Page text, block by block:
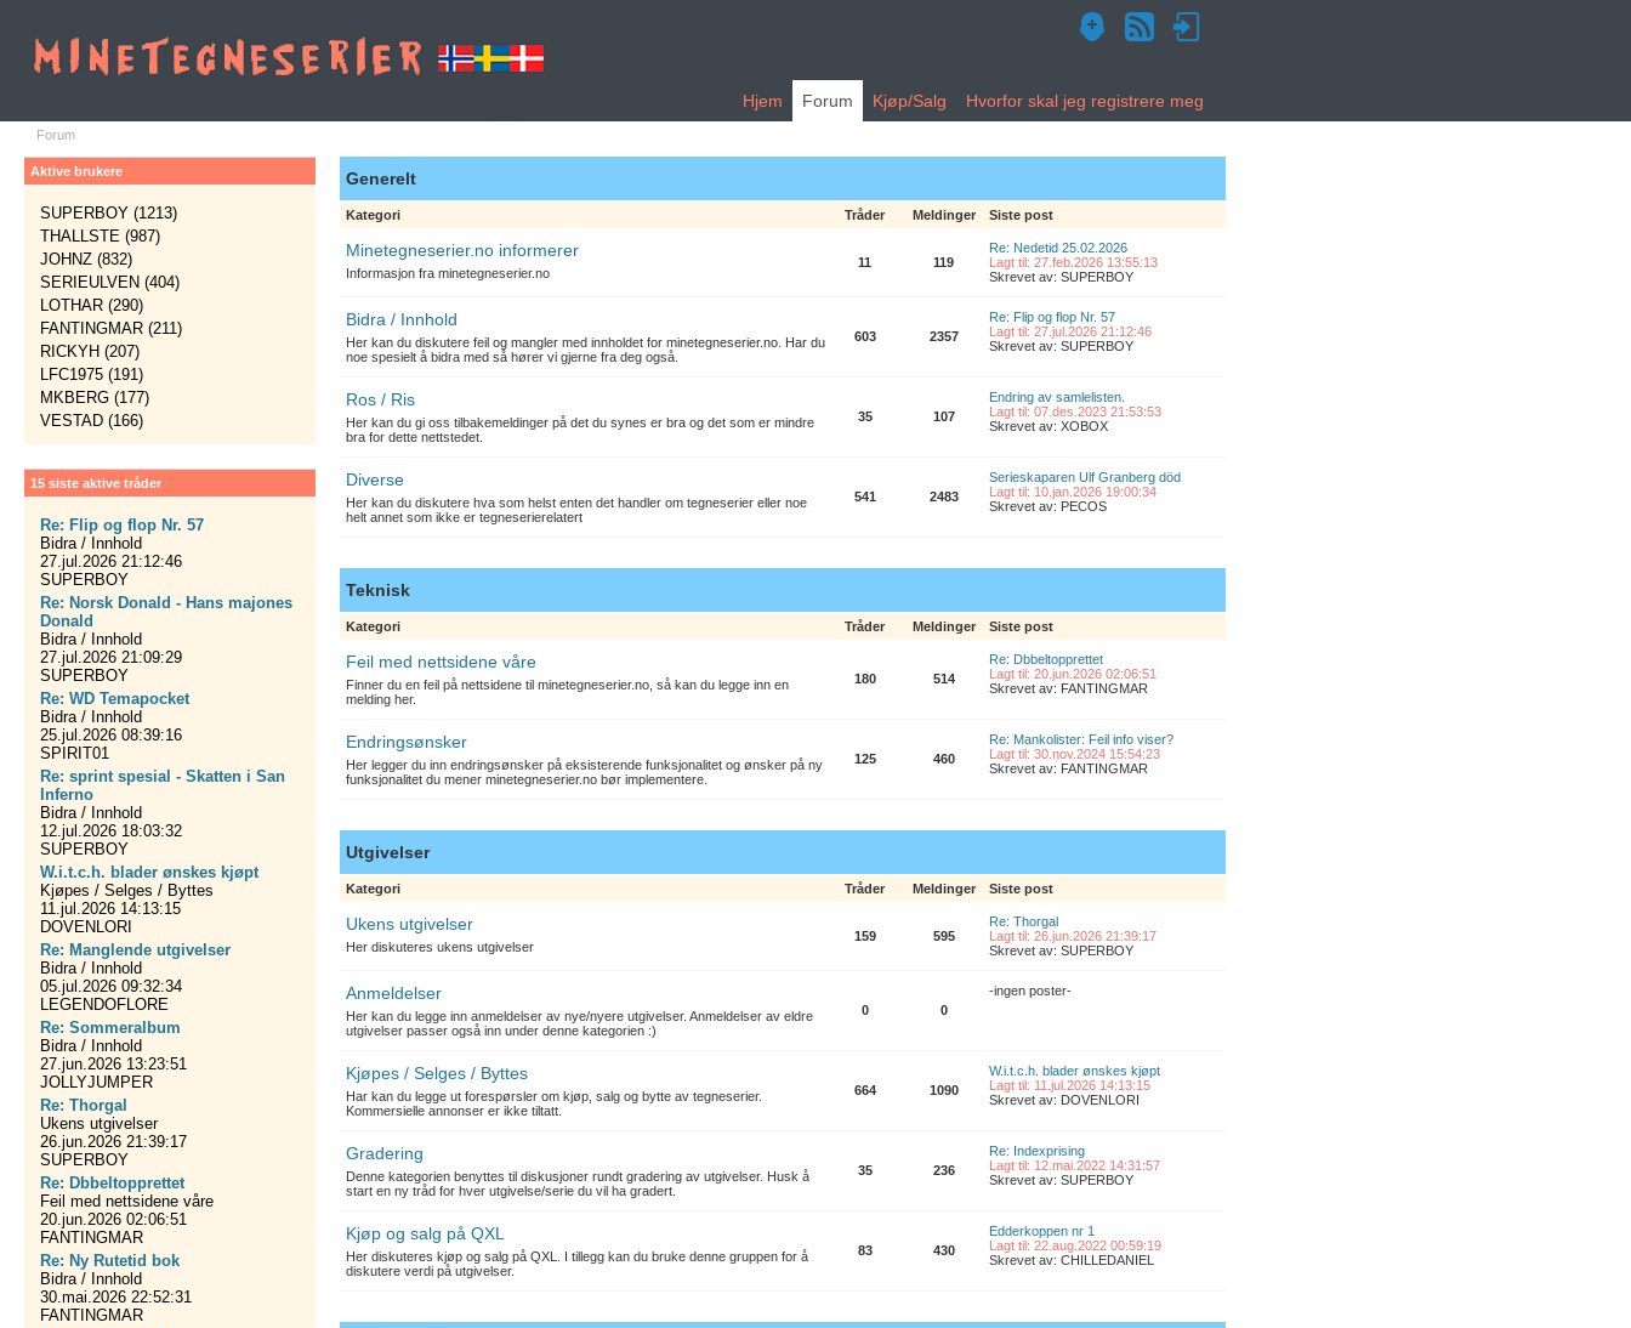
Hjem Forum Kjøp/Salg Hvorfor skal jeg registrere meg
Forum
Aktive brukere
SUPERBOY (1213)
THALLSTE (987)
JOHNZ (832)
SERIEULVEN (404)
LOTHAR (290)
FANTINGMAR (211)
RICKYH (207)
LFC1975 (191)
MKBERG (177)
VESTAD (166)
15 siste aktive tråder
Re: Flip og flop Nr. 57
Bidra / Innhold
27.jul.2026 21:12:46
SUPERBOY
Re: Norsk Donald - Hans majones
Donald
Bidra / Innhold
27.jul.2026 21:09:29
SUPERBOY
Re: WD Temapocket
Bidra / Innhold
25.jul.2026 08:39:16
SPIRIT01
Re: sprint spesial - Skatten i San
Inferno
Bidra / Innhold
12.jul.2026 18:03:32
SUPERBOY
W.i.t.c.h. blader ønskes kjøpt
Kjøpes / Selges / Byttes
11.jul.2026 14:13:15
DOVENLORI
Re: Manglende utgivelser
Bidra / Innhold
05.jul.2026 09:32:34
LEGENDOFLORE
Re: Sommeralbum
Bidra / Innhold
27.jun.2026 13:23:51
JOLLYJUMPER
Re: Thorgal
Ukens utgivelser
26.jun.2026 21:39:17
SUPERBOY
Re: Dbbeltopprettet
Feil med nettsidene våre
20.jun.2026 02:06:51
FANTINGMAR
Re: Ny Rutetid bok
Bidra / Innhold
30.mai.2026 22:52:31
FANTINGMAR
Generelt
Kategori Tråder Meldinger Siste post
Minetegneserier.no informerer
Informasjon fra minetegneserier.no
11 119
Re: Nedetid 25.02.2026
Lagt til: 27.feb.2026 13:55:13
Skrevet av: SUPERBOY
Bidra / Innhold
Her kan du diskutere feil og mangler med innholdet for minetegneserier.no. Har du
noe spesielt å bidra med så hører vi gjerne fra deg også.
603 2357
Re: Flip og flop Nr. 57
Lagt til: 27.jul.2026 21:12:46
Skrevet av: SUPERBOY
Ros / Ris
Her kan du gi oss tilbakemeldinger på det du synes er bra og det som er mindre
bra for dette nettstedet.
35 107
Endring av samlelisten.
Lagt til: 07.des.2023 21:53:53
Skrevet av: XOBOX
Diverse
Her kan du diskutere hva som helst enten det handler om tegneserier eller noe
helt annet som ikke er tegneserierelatert
541 2483
Serieskaparen Ulf Granberg död
Lagt til: 10.jan.2026 19:00:34
Skrevet av: PECOS
Teknisk
Kategori Tråder Meldinger Siste post
Feil med nettsidene våre
Finner du en feil på nettsidene til minetegneserier.no, så kan du legge inn en
melding her.
180 514
Re: Dbbeltopprettet
Lagt til: 20.jun.2026 02:06:51
Skrevet av: FANTINGMAR
Endringsønsker
Her legger du inn endringsønsker på eksisterende funksjonalitet og ønsker på ny
funksjonalitet du mener minetegneserier.no bør implementere.
125 460
Re: Mankolister: Feil info viser?
Lagt til: 30.nov.2024 15:54:23
Skrevet av: FANTINGMAR
Utgivelser
Kategori Tråder Meldinger Siste post
Ukens utgivelser
Her diskuteres ukens utgivelser
159 595
Re: Thorgal
Lagt til: 26.jun.2026 21:39:17
Skrevet av: SUPERBOY
Anmeldelser
Her kan du legge inn anmeldelser av nye/nyere utgivelser. Anmeldelser av eldre
utgivelser passer også inn under denne kategorien :)
0 0
-ingen poster-
Kjøpes / Selges / Byttes
Har kan du legge ut forespørsler om kjøp, salg og bytte av tegneserier.
Kommersielle annonser er ikke tiltatt.
664 1090
W.i.t.c.h. blader ønskes kjøpt
Lagt til: 11.jul.2026 14:13:15
Skrevet av: DOVENLORI
Gradering
Denne kategorien benyttes til diskusjoner rundt gradering av utgivelser. Husk å
start en ny tråd for hver utgivelse/serie du vil ha gradert.
35 236
Re: Indexprising
Lagt til: 12.mai.2022 14:31:57
Skrevet av: SUPERBOY
Kjøp og salg på QXL
Her diskuteres kjøp og salg på QXL. I tillegg kan du bruke denne gruppen for å
diskutere verdi på utgivelser.
83 430
Edderkoppen nr 1
Lagt til: 22.aug.2022 00:59:19
Skrevet av: CHILLEDANIEL